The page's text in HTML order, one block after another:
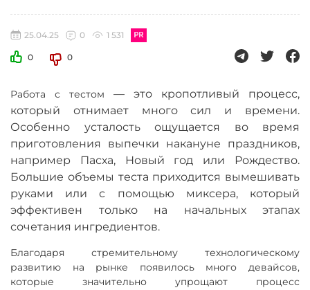
25.04.25 0 1 531
0 0
Работа с тестом — это кропотливый процесс,
который отнимает много сил и времени.
Особенно усталость ощущается во время
приготовления выпечки накануне праздников,
например Пасха, Новый год или Рождество.
Большие объемы теста приходится вымешивать
руками или с помощью миксера, который
эффективен только на начальных этапах
сочетания ингредиентов.
Благодаря стремительному технологическому
развитию на рынке появилось много девайсов,
которые значительно упрощают процесс